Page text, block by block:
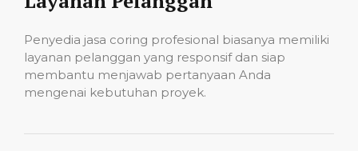
Penyedia jasa coring profesional biasanya memiliki
layanan pelanggan yang responsif dan siap
membantu menjawab pertanyaan Anda
mengenai kebutuhan proyek.